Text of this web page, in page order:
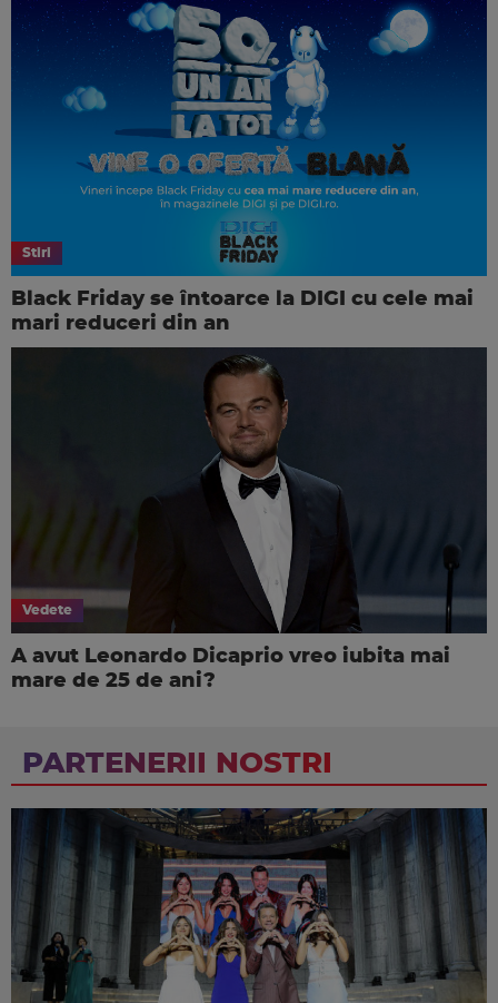
Stiri
Black Friday se întoarce la DIGI cu cele mai
mari reduceri din an
Vedete
A avut Leonardo Dicaprio vreo iubita mai
mare de 25 de ani?
PARTENERII NOSTRI